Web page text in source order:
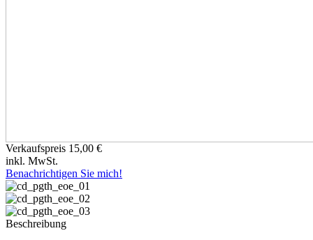
Verkaufspreis 15,00 €
inkl. MwSt.
Benachrichtigen Sie mich!
Beschreibung